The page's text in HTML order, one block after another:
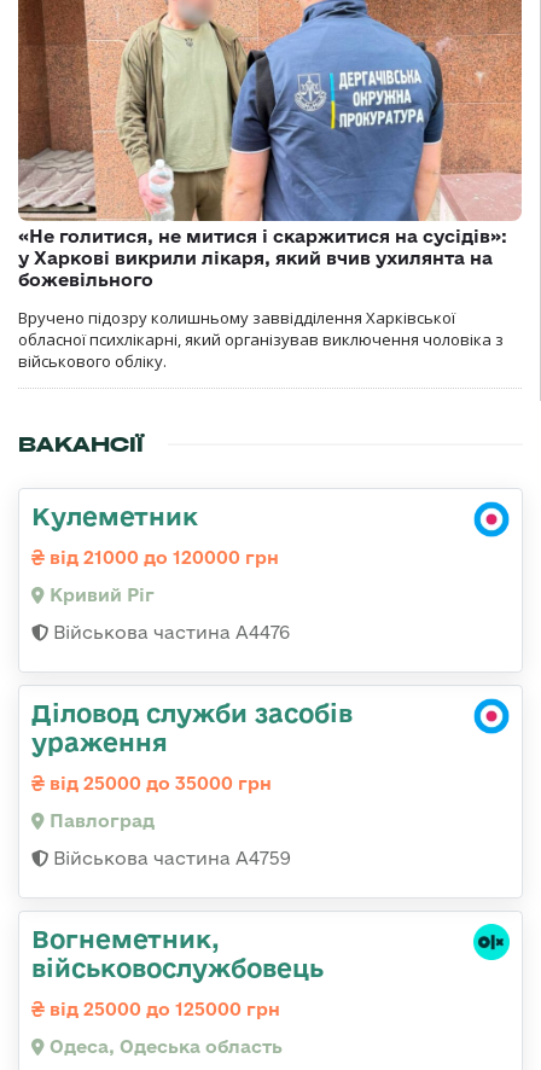
«Не голитися, не митися і скаржитися на сусідів»:
у Харкові викрили лікаря, який вчив ухилянта на
божевільного
Вручено підозру колишньому заввідділення Харківської
обласної психлікарні, який організував виключення чоловіка з
військового обліку.
ВАКАНСІЇ
Кулеметник
від 21000 до 120000 грн
Кривий Ріг
Військова частина А4476
Діловод служби засобів
ураження
від 25000 до 35000 грн
Павлоград
Військова частина А4759
Вогнеметник,
військовослужбовець
від 25000 до 125000 грн
Одеса, Одеська область